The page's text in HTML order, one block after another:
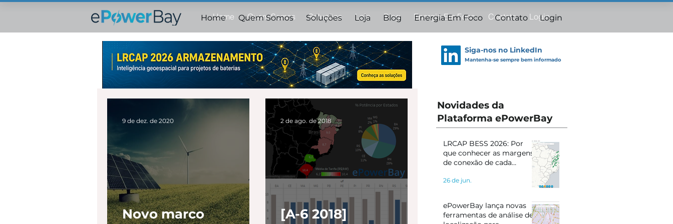
Home Quem Somos Soluções Loja Blog Energia Em Foco Contato Login
Home Quem Somos Soluções Loja Blog Energia Em Foco Contato Login
Siga-nos no LinkedIn
Mantenha-se sempre bem informado
Novo marco
9 de dez. de 2020
[A-6 2018]
2 de ago. de 2018
Novidades da
Plataforma ePowerBay
LRCAP BESS 2026: Por
que conhecer as margens
de conexão de cada
sucesso do seu projeto
26 de jun.
ePowerBay lança novas
ferramentas de análise de